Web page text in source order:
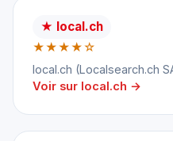
★ local.ch
★★★★☆
local.ch (Localsearch.ch
Voir sur local.ch →